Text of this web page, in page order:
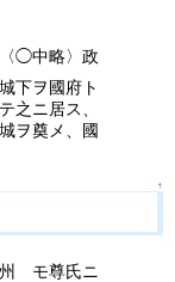
◯中略〉政
下ヲ國府ト
之ニ居ス、
ヲ奠メ、國
↑
モ尊氏ニ